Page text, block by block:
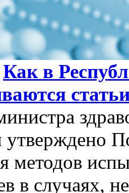
Как в
утверждено
методов
в случаях,